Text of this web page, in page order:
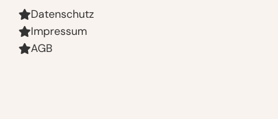
Datenschutz
Impressum
AGB